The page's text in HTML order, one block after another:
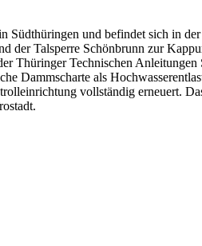
Südthüringen und befindet sich in
der Talsperre Schönbrunn zur
Thüringer Technischen Anleitungen
Dammscharte als
vollständig erneuert.